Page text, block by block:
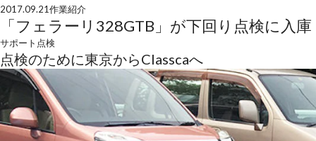
2017.09.21作業紹介
「フェラーリ328GTB」が下回り点検に入庫
サポート 点検
点検のために東京からClasscaへ